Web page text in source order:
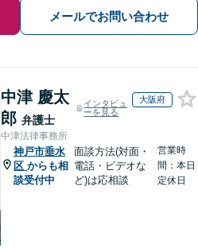
メールでお問い合わせ
中津 慶太
郎 弁護士
インタビュ
ーを見る
大阪府
中津法律事務所
神戸市垂水
区 からも相
談受付中
面談方法(対面・
電話・ビデオな
ど)は応相談
営業時
間：本日
定休日